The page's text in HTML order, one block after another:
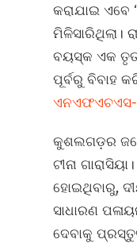
କରାଯାଇ ଏବେ
ମିଳିସାରିଥିଲା।
ବୟସ୍କ ଏକ
ପୂର୍ବରୁ ବିବାହ
କୁଶଲଗଡ଼ର
ଟୀନା
ହୋଇଥିବାରୁ,
ସାଧାରଣ
ଦେବାକୁ